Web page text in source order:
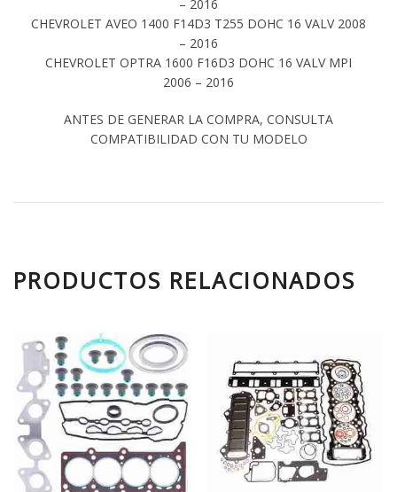
– 2016
CHEVROLET AVEO 1400 F14D3 T255 DOHC 16 VALV 2008
– 2016
CHEVROLET OPTRA 1600 F16D3 DOHC 16 VALV MPI
2006 – 2016
ANTES DE GENERAR LA COMPRA, CONSULTA
COMPATIBILIDAD CON TU MODELO
PRODUCTOS RELACIONADOS